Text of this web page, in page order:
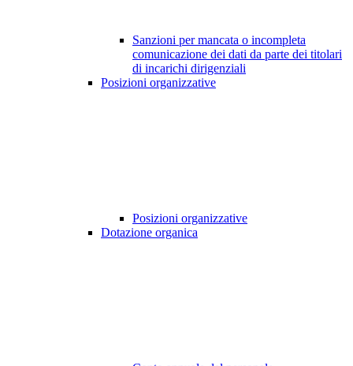
Sanzioni per mancata o incompleta
comunicazione dei dati da parte dei titolari
di incarichi dirigenziali
Posizioni organizzative
Posizioni organizzative
Dotazione organica